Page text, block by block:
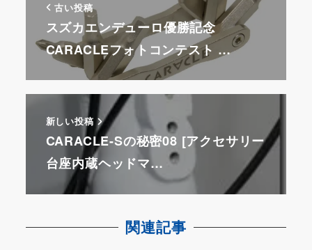
古い投稿
スズカエンデューロ優勝記念
CARACLEフォトコンテスト …
新しい投稿
CARACLE-Sの秘密08 [アクセサリー
台座内蔵ヘッドマ…
関連記事